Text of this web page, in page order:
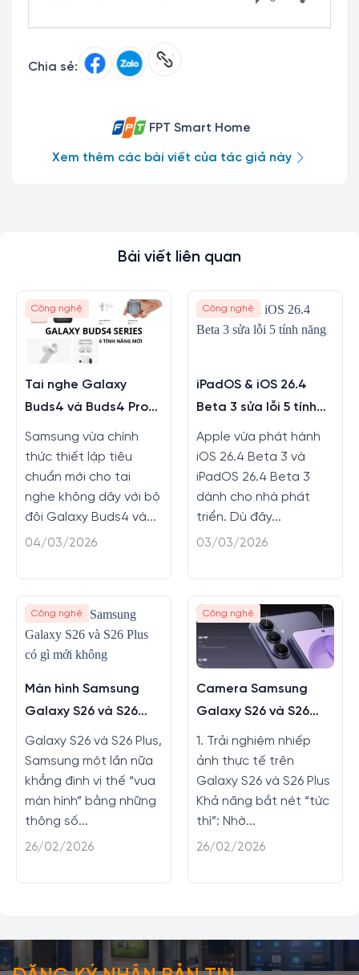
Chia sẻ:
FPT Smart Home
Xem thêm các bài viết của tác giả này
Bài viết liên quan
Công nghệ
Tai nghe Galaxy
Buds4 và Buds4 Pro
màu mới, tính năng
mới
Samsung vừa chính
thức thiết lập tiêu
chuẩn mới cho tai
nghe không dây với bộ
đôi Galaxy Buds4 và...
04/03/2026
Công nghệ
iPadOS & iOS 26.4
Beta 3 sửa lỗi 5 tính
năng
Apple vừa phát hành
iOS 26.4 Beta 3 và
iPadOS 26.4 Beta 3
dành cho nhà phát
triển. Dù đây...
03/03/2026
Công nghệ
Màn hình Samsung
Galaxy S26 và S26
Plus có gì mới không?
Galaxy S26 và S26 Plus,
Samsung một lần nữa
khẳng định vị thế “vua
màn hình” bằng những
thông số...
26/02/2026
Công nghệ
Camera Samsung
Galaxy S26 và S26
Plus có nâng cấp gì
không?
1. Trải nghiệm nhiếp
ảnh thực tế trên
Galaxy S26 và S26 Plus
Khả năng bắt nét “tức
thì”: Nhờ...
26/02/2026